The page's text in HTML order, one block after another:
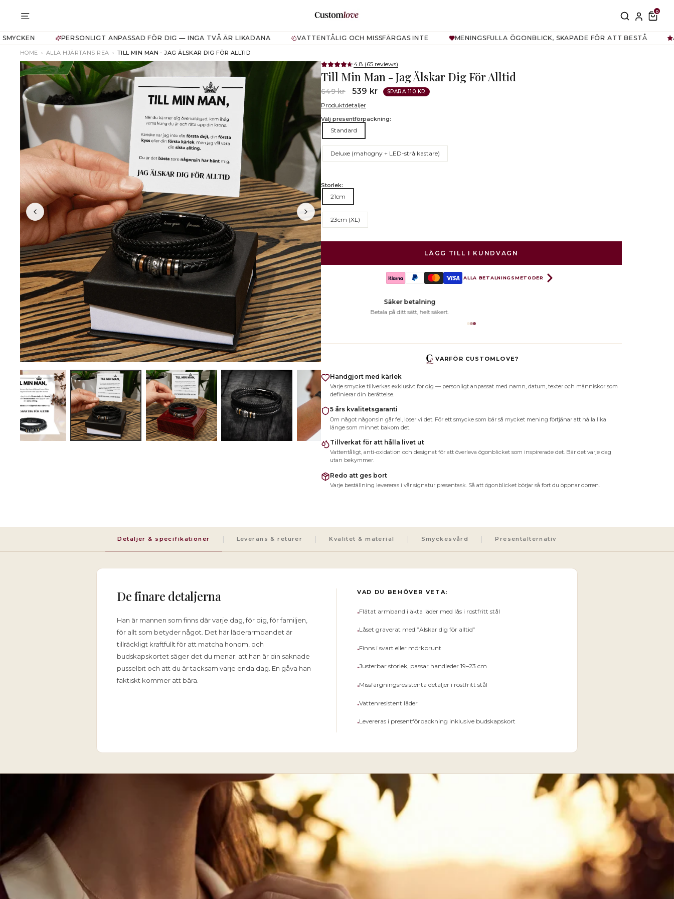
missing:
sv.general.accessibility.skip_to_content
TRANSLATION MISSING: SV.GENERAL.DRAWERS.NAVIGATION SÖK 0
PERSONLIGT ANPASSAD FÖR DIG — INGA TVÅ ÄR LIKADANA VATTENTÅLIG OCH MISSFÄRGAS INTE MENINGSFULLA ÖGONBLICK, SKAPADE FÖR ATT BESTÅ ÄLSKAD
HOME › ALLA HJÄRTANS REA › TILL MIN MAN - JAG ÄLSKAR DIG FÖR ALLTID
4.8 (65 reviews)
Till Min Man - Jag Älskar Dig För Alltid
Normalt
649 kr
Rea-
539 kr SPARA 110 KR
Produktdetaljer
Välj presentförpackning:
Standard
Deluxe (mahogny + LED-strålkastare)
Storlek:
21cm
23cm (XL)
LÄGG TILL I KUNDVAGN
ALLA BETALNINGSMETODER
Alltid tillgänglig. Inga bottar.
VARFÖR CUSTOMLOVE?
Handgjort med kärlek
Varje smycke tillverkas exklusivt för dig — personligt anpassat med namn, datum, texter och människor som
definierar din berättelse.
5 års kvalitetsgaranti
Om något någonsin går fel, löser vi det. För ett smycke som bär så mycket mening förtjänar att hålla lika
länge som minnet bakom det.
Tillverkat för att hålla livet ut
Vattentåligt, anti-oxidation och designat för att överleva ögonblicket som inspirerade det. Bär det varje dag
utan bekymmer.
Redo att ges bort
Varje beställning levereras i vår signatur presentask. Så att ögonblicket börjar så fort du öppnar dörren.
Detaljer & specifikationer | Leverans & returer | Kvalitet & material | Smyckesvård | Presentalternativ
De finare detaljerna
Han är mannen som finns där varje dag, för dig, för familjen,
för allt som betyder något. Det här läderarmbandet är
tillräckligt kraftfullt för att matcha honom, och
budskapskortet säger det du menar: att han är din saknade
pusselbit och att du är tacksam varje enda dag. En gåva han
faktiskt kommer att bära.
VAD DU BEHÖVER VETA:
•Flätat armband i äkta läder med lås i rostfritt stål
•Låset graverat med ”Älskar dig för alltid”
•Finns i svart eller mörkbrunt
•Justerbar storlek, passar handleder 19–23 cm
•Missfärgningsresistenta detaljer i rostfritt stål
•Vattenresistent läder
•Levereras i presentförpackning inklusive budskapskort